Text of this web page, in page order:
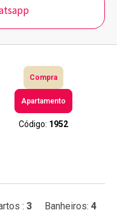
Compra
Apartamento
Código: 1952
: 3
Banheiros: 4